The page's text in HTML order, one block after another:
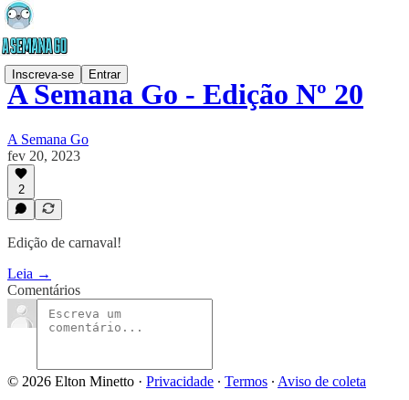
Inscreva-se Entrar
A Semana Go - Edição Nº 20
A Semana Go
fev 20, 2023
2
Edição de carnaval!
Leia →
Comentários
© 2026 Elton Minetto · Privacidade ∙ Termos ∙ Aviso de coleta